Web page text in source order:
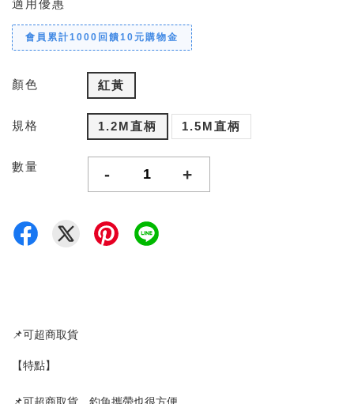
適用優惠
會員累計1000回饋10元購物金
顏色 紅黃
規格 1.2M直柄 1.5M直柄
數量 - +
📌可超商取貨
【特點】
📌可超商取貨，釣魚攜帶也很方便